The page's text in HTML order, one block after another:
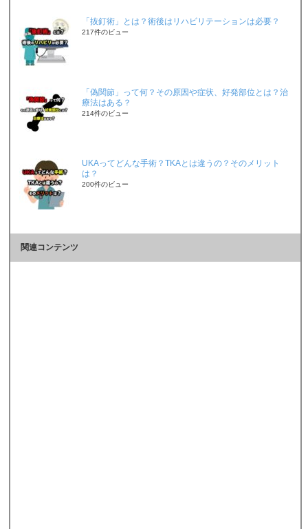
「抜釘術」とは？術後はリハビリテーションは必要？
217件のビュー
「偽関節」って何？その原因や症状、好発部位とは？治
療法はある？
214件のビュー
UKAってどんな手術？TKAとは違うの？そのメリット
は？
200件のビュー
関連コンテンツ